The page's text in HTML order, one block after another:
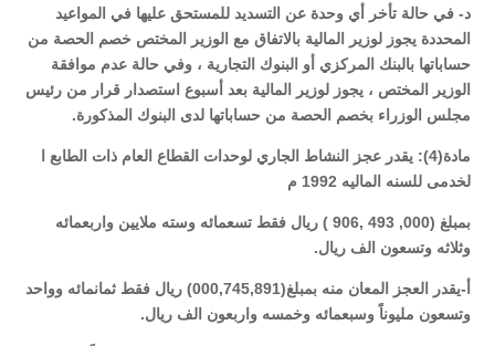
د- في حالة تأخر أي وحدة عن التسديد للمستحق عليها في المواعيد
المحددة يجوز لوزير المالية بالاتفاق مع الوزير المختص خصم الحصة من
حساباتها بالبنك المركزي أو البنوك التجارية ، وفي حالة عدم موافقة
الوزير المختص ، يجوز لوزير المالية بعد أسبوع استصدار قرار من رئيس
مجلس الوزراء بخصم الحصة من حساباتها لدى البنوك المذكورة.
مادة(4): يقدر عجز النشاط الجاري لوحدات القطاع العام ذات الطابع ا
لخدمى للسنه الماليه 1992 م
بمبلغ (000 ,
,
906 ) ريال فقط تسعمائه وسته ملايين واربعمائه
وثلاثه وتسعون الف ريال.
أ-يقدر العجز المعان منه بمبلغ(000 ,745,891
) ريال فقط ثمانمائه وواحد
وتسعون مليوناً وسبعمائه وخمسه واربعون الف ريال.